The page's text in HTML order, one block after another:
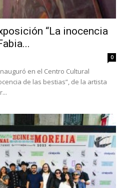
“La inocencia
0
en el Centro Cultural
de las bestias”, de la artista